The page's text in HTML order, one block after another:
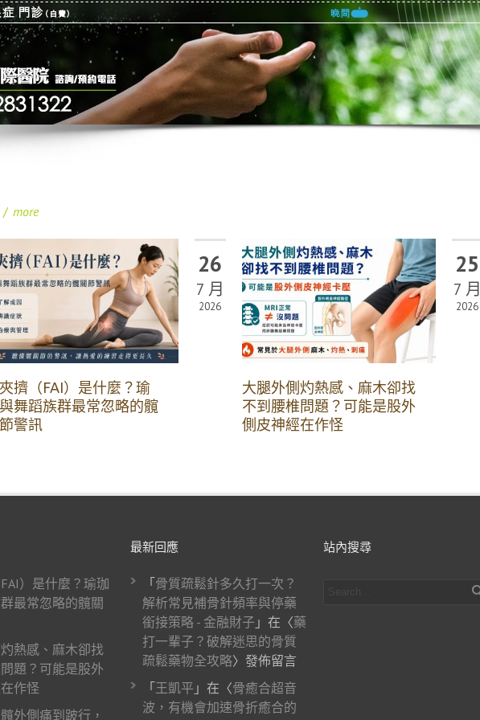
/ more
擠（FAI）是什麼？瑜
舞蹈族群最常忽略的髖
警訊
26
7 月
2026
大腿外側灼熱感、麻木卻找
不到腰椎問題？可能是股外
側皮神經在作怪
25
7 月
2026
）是什麼？瑜珈
最常忽略的髖關
熱感、麻木卻找
題？可能是股外
作怪
外側痛到跛行，
最新回應
「 骨質疏鬆針多久打一次？
解析常見補骨針頻率與停藥
銜接策略 - 金融財子 」在〈藥
打一輩子？破解迷思的骨質
疏鬆藥物全攻略〉發佈留言
「 王凱平 」在〈骨癒合超音
波，有機會加速骨折癒合的
站內搜尋